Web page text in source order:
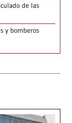
de las
y bomberos